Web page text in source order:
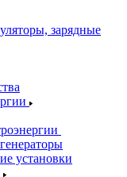
зарядные
установки